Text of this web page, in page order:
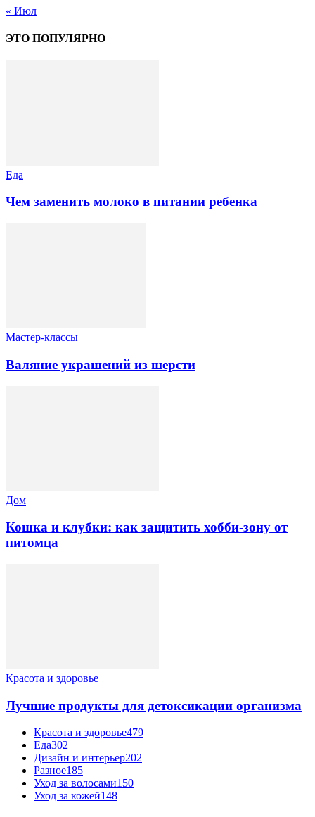
« Июл
ЭТО ПОПУЛЯРНО
Еда
Чем заменить молоко в питании ребенка
Мастер-классы
Валяние украшений из шерсти
Дом
Кошка и клубки: как защитить хобби-зону от
питомца
Красота и здоровье
Лучшие продукты для детоксикации организма
Красота и здоровье479
Еда302
Дизайн и интерьер202
Разное185
Уход за волосами150
Уход за кожей148